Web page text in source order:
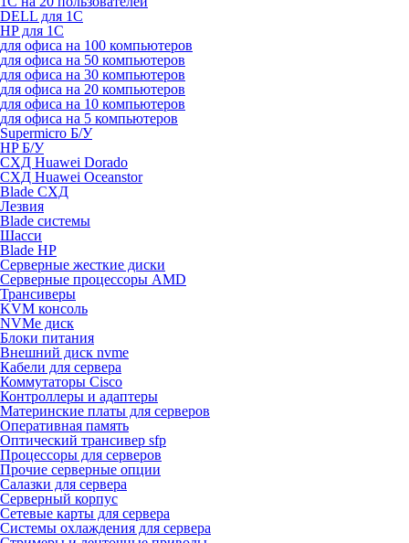
DELL для 1С
HP для 1С
для офиса на 100 компьютеров
для офиса на 50 компьютеров
для офиса на 30 компьютеров
для офиса на 20 компьютеров
для офиса на 10 компьютеров
для офиса на 5 компьютеров
Supermicro Б/У
HP Б/У
СХД Huawei Dorado
СХД Huawei Oceanstor
Blade СХД
Лезвия
Blade системы
Шасси
Blade HP
Серверные жесткие диски
Серверные процессоры AMD
Трансиверы
KVM консоль
NVMe диск
Блоки питания
Внешний диск nvme
Кабели для сервера
Коммутаторы Cisco
Контроллеры и адаптеры
Материнские платы для серверов
Оперативная память
Оптический трансивер sfp
Процессоры для серверов
Прочие серверные опции
Салазки для сервера
Серверный корпус
Сетевые карты для сервера
Системы охлаждения для сервера